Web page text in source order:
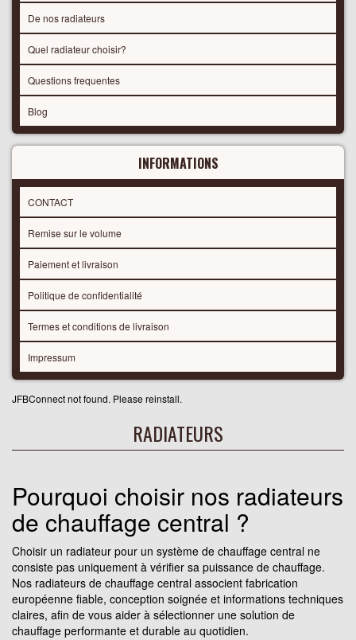
De nos radiateurs
Quel radiateur choisir?
Questions frequentes
Blog
INFORMATIONS
CONTACT
Remise sur le volume
Paiement et livraison
Politique de confidentialité
Termes et conditions de livraison
Impressum
JFBConnect not found. Please reinstall.
RADIATEURS
Pourquoi choisir nos radiateurs
de chauffage central ?
Choisir un radiateur pour un système de chauffage central ne
consiste pas uniquement à vérifier sa puissance de chauffage.
Nos radiateurs de chauffage central associent fabrication
européenne fiable, conception soignée et informations techniques
claires, afin de vous aider à sélectionner une solution de
chauffage performante et durable au quotidien.